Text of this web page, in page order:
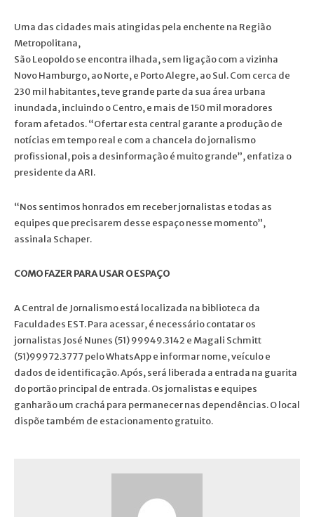
Uma das cidades mais atingidas pela enchente na Região
Metropolitana,
São Leopoldo se encontra ilhada, sem ligação com a vizinha
Novo Hamburgo, ao Norte, e Porto Alegre, ao Sul. Com cerca de
230 mil habitantes, teve grande parte da sua área urbana
inundada, incluindo o Centro, e mais de 150 mil moradores
foram afetados. “Ofertar esta central garante a produção de
notícias em tempo real e com a chancela do jornalismo
profissional, pois a desinformação é muito grande”, enfatiza o
presidente da ARI.
“Nos sentimos honrados em receber jornalistas e todas as
equipes que precisarem desse espaço nesse momento”,
assinala Schaper.
COMO FAZER PARA USAR O ESPAÇO
A Central de Jornalismo está localizada na biblioteca da
Faculdades EST. Para acessar, é necessário contatar os
jornalistas José Nunes (51) 99949.3142 e Magali Schmitt
(51)99972.3777 pelo WhatsApp e informar nome, veículo e
dados de identificação. Após, será liberada a entrada na guarita
do portão principal de entrada. Os jornalistas e equipes
ganharão um crachá para permanecer nas dependências. O local
dispõe também de estacionamento gratuito.